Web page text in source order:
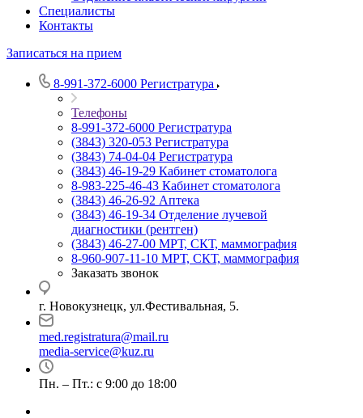
Специалисты
Контакты
Записаться на прием
8-991-372-6000 Регистратура
Телефоны
8-991-372-6000 Регистратура
(3843) 320-053 Регистратура
(3843) 74-04-04 Регистратура
(3843) 46-19-29 Кабинет стоматолога
8-983-225-46-43 Кабинет стоматолога
(3843) 46-26-92 Аптека
(3843) 46-19-34 Отделение лучевой
диагностики (рентген)
(3843) 46-27-00 МРТ, СКТ, маммография
8-960-907-11-10 МРТ, СКТ, маммография
Заказать звонок
г. Новокузнецк, ул.Фестивальная, 5.
med.registratura@mail.ru
media-service@kuz.ru
Пн. – Пт.: с 9:00 до 18:00